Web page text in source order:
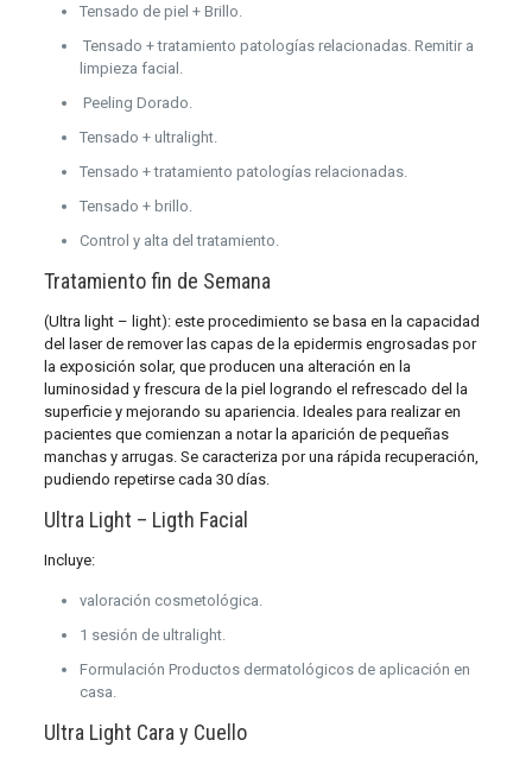
Tensado de piel + Brillo.
Tensado + tratamiento patologías relacionadas. Remitir a
limpieza facial.
Peeling Dorado.
Tensado + ultralight.
Tensado + tratamiento patologías relacionadas.
Tensado + brillo.
Control y alta del tratamiento.
Tratamiento fin de Semana
(Ultra light – light): este procedimiento se basa en la capacidad
del laser de remover las capas de la epidermis engrosadas por
la exposición solar, que producen una alteración en la
luminosidad y frescura de la piel logrando el refrescado del la
superficie y mejorando su apariencia. Ideales para realizar en
pacientes que comienzan a notar la aparición de pequeñas
manchas y arrugas. Se caracteriza por una rápida recuperación,
pudiendo repetirse cada 30 días.
Ultra Light – Ligth Facial
Incluye:
valoración cosmetológica.
1 sesión de ultralight.
Formulación Productos dermatológicos de aplicación en
casa.
Ultra Light Cara y Cuello